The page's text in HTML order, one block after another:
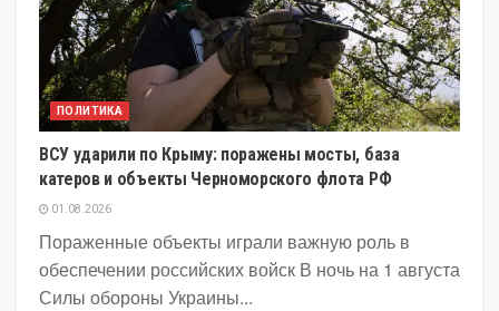
ПОЛИТИКА
ВСУ ударили по Крыму: поражены мосты, база
катеров и объекты Черноморского флота РФ
01.08.2026
Пораженные объекты играли важную роль в
обеспечении российских войск В ночь на 1 августа
Силы обороны Украины...